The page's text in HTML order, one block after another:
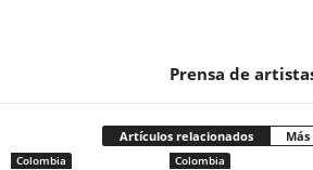
Prensa de
Artículos relacionados
Colombia Colombia